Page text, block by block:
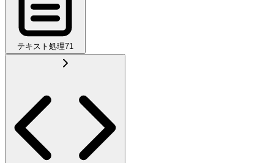
テキスト処理71